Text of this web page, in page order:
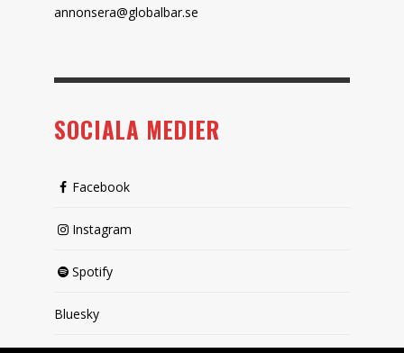
annonsera@globalbar.se
SOCIALA MEDIER
Facebook
Instagram
Spotify
Bluesky